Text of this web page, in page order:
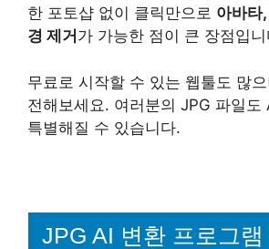
한 포토샵 없이 클릭만으로 아바타
경 제거 가 가능한 점이 큰 장점입니
무료로 시작할 수 있는 웹툴도 많
전해보세요. 여러분의 JPG 파일도
특별해질 수 있습니다.
JPG AI 변환 프로그램